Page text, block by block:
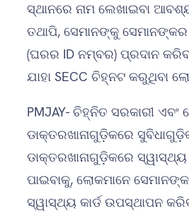
ସ୍ଥାନରେ ନାମ ଲେଖାଇବା
ତଥାପି, ସେମାନଙ୍କୁ
(ଘରର ID ନମ୍ବର) ପ୍ରଦାନ
ଯାହା SECC ଚିହ୍ନଟ କରୁଥିବା
PMJAY- ଚିହ୍ନିତ ସରକାରୀ ଏବଂ
ଡାକ୍ତରଖାନାଗୁଡ଼ିକରେ
ଡାକ୍ତରଖାନାଗୁଡ଼ିକରେ ସ୍ୱାସ୍ଥ୍ୟ
ପାଇବାକୁ, ଲୋକମାନେ
ସ୍ୱାସ୍ଥ୍ୟ କାର୍ଡ ଉପସ୍ଥାପନ